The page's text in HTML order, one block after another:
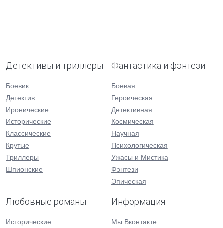
Детективы и триллеры
Боевик
Детектив
Иронические
Исторические
Классические
Крутые
Триллеры
Шпионские
Фантастика и фэнтези
Боевая
Героическая
Детективная
Космическая
Научная
Психологическая
Ужасы и Мистика
Фэнтези
Эпическая
Любовные романы
Исторические
Информация
Мы Вконтакте